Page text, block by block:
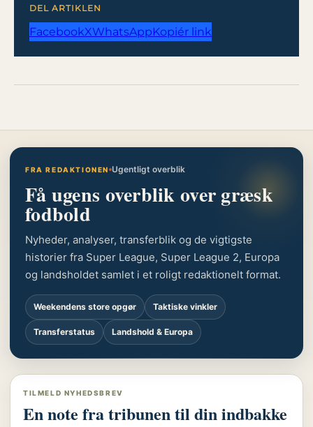
DEL ARTIKLEN
FacebookXWhatsAppKopiér link
FRA REDAKTIONEN Ugentligt overblik
Få ugens overblik over græsk
fodbold
Nyheder, analyser, transferblik og de vigtigste
historier fra Super League, Super League 2, Europa
og landsholdet samlet i et roligt redaktionelt format.
Weekendens store opgør Taktiske vinkler
Transferstatus Landshold & Europa
TILMELD NYHEDSBREV
En note fra tribunen til din indbakke